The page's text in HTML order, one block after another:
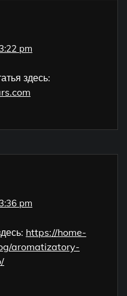
pm
здесь:
pm
https://home-
aromatizatory-